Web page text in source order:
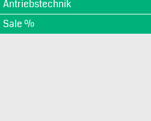
Antriebstechnik
Sale %